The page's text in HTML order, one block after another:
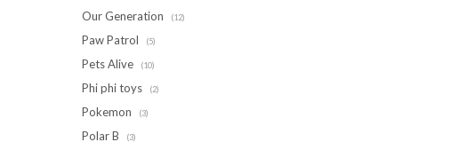
Our Generation (12)
Paw Patrol (5)
Pets Alive (10)
Phi phi toys (2)
Pokemon (3)
Polar B (3)